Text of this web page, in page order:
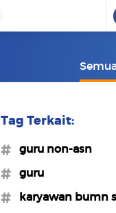
Tag Terkait:
#guru non-asn
#guru
#karyawan bumn